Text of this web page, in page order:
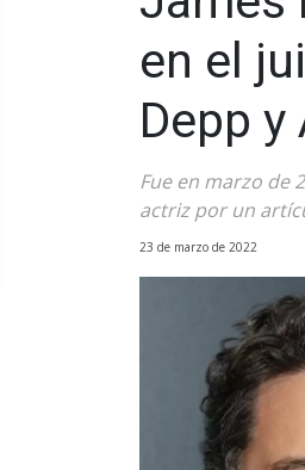
en el
Depp y
Fue en marzo de
actriz por un
23 de marzo de 2022